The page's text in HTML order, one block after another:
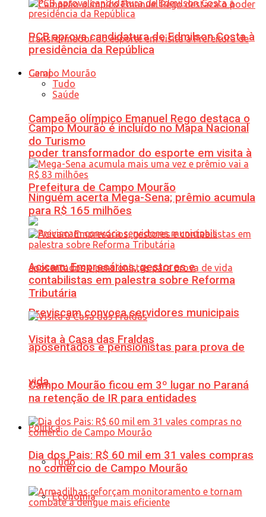
Campeão olímpico Emanuel Rego destaca o
poder transformador do esporte em visita à
Prefeitura de Campo Mourão
Previscam convoca servidores municipais
aposentados e pensionistas para prova de
vida
Política
Tudo
Economia
PCB aprova candidatura de Edmilson Costa à
presidência da República
Geral
Tudo
Saúde
Campo Mourão é incluído no Mapa Nacional
do Turismo
Ninguém acerta Mega-Sena; prêmio acumula
para R$ 165 milhões
Acicam: Empresários, gestores e
contabilistas em palestra sobre Reforma
Tributária
Visita à Casa das Fraldas
Campo Mourão ficou em 3º lugar no Paraná
na retenção de IR para entidades
Dia dos Pais: R$ 60 mil em 31 vales compras
no comércio de Campo Mourão